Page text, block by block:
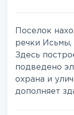
Поселок
речки Исьмы,
Здесь
подведено
охрана и
дополняет